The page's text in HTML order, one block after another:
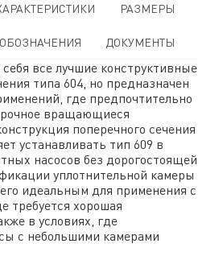
РАЗМЕРЫ
ДОКУМЕНТЫ
все лучшие конструктивные
типа 604, но предназначен
где предпочтительно
вращающиеся
поперечного сечения
устанавливать тип 609 в
насосов без дорогостоящей
уплотнительной камеры
идеальным для применения с
требуется хорошая
в условиях, где
с небольшими камерами